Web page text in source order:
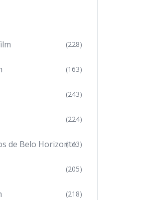
(228)
(163)
(243)
(224)
de Belo Horizonte
(143)
(205)
(218)